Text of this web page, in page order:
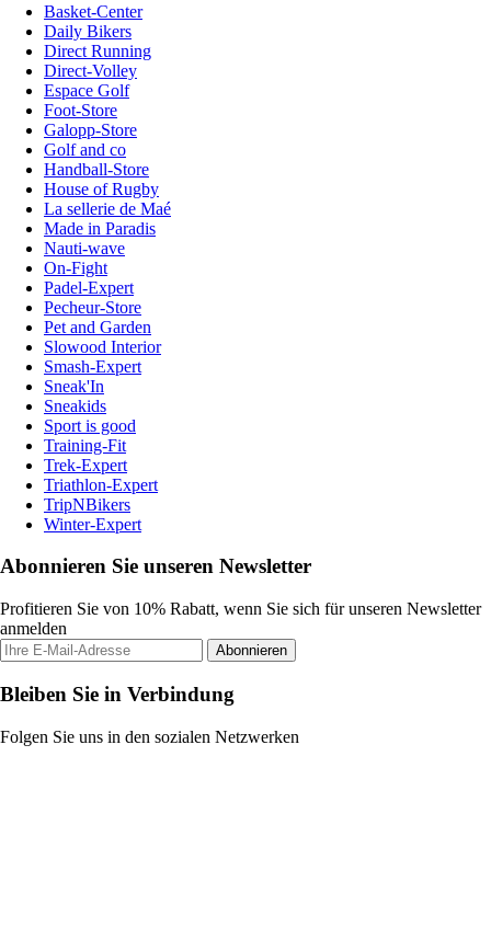
Basket-Center
Daily Bikers
Direct Running
Direct-Volley
Espace Golf
Foot-Store
Galopp-Store
Golf and co
Handball-Store
House of Rugby
La sellerie de Maé
Made in Paradis
Nauti-wave
On-Fight
Padel-Expert
Pecheur-Store
Pet and Garden
Slowood Interior
Smash-Expert
Sneak'In
Sneakids
Sport is good
Training-Fit
Trek-Expert
Triathlon-Expert
TripNBikers
Winter-Expert
Abonnieren Sie unseren Newsletter
Profitieren Sie von 10% Rabatt, wenn Sie sich für unseren Newsletter
anmelden
Abonnieren
Bleiben Sie in Verbindung
Folgen Sie uns in den sozialen Netzwerken